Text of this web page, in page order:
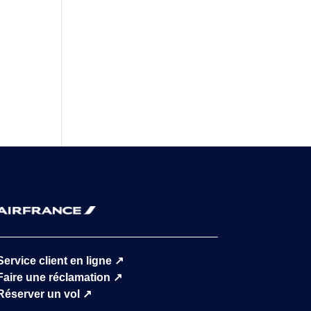
client en ligne ↗
une réclamation ↗
un vol ↗